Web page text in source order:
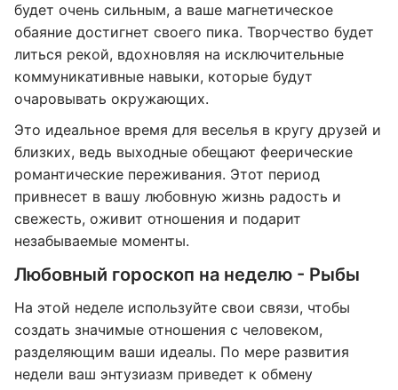
будет очень сильным, а ваше магнетическое
обаяние достигнет своего пика. Творчество будет
литься рекой, вдохновляя на исключительные
коммуникативные навыки, которые будут
очаровывать окружающих.
Это идеальное время для веселья в кругу друзей и
близких, ведь выходные обещают феерические
романтические переживания. Этот период
привнесет в вашу любовную жизнь радость и
свежесть, оживит отношения и подарит
незабываемые моменты.
Любовный гороскоп на неделю - Рыбы
На этой неделе используйте свои связи, чтобы
создать значимые отношения с человеком,
разделяющим ваши идеалы. По мере развития
недели ваш энтузиазм приведет к обмену